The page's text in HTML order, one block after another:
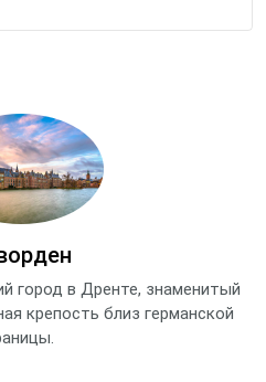
город в Дренте, знаменитый
крепость близ германской